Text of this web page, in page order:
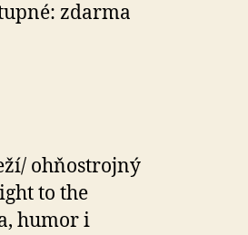
zdarma
ohňostrojný
to the
humor i